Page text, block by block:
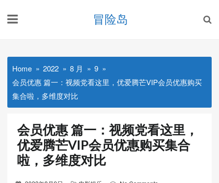
冒险岛
Home 2022 8 月
9
会员优惠 篇一：视频党看这里，优爱腾芒VIP会员优惠购买
集合啦，多维度对比
会员优惠 篇一：视频党看这里，
优爱腾芒VIP会员优惠购买集合
啦，多维度对比